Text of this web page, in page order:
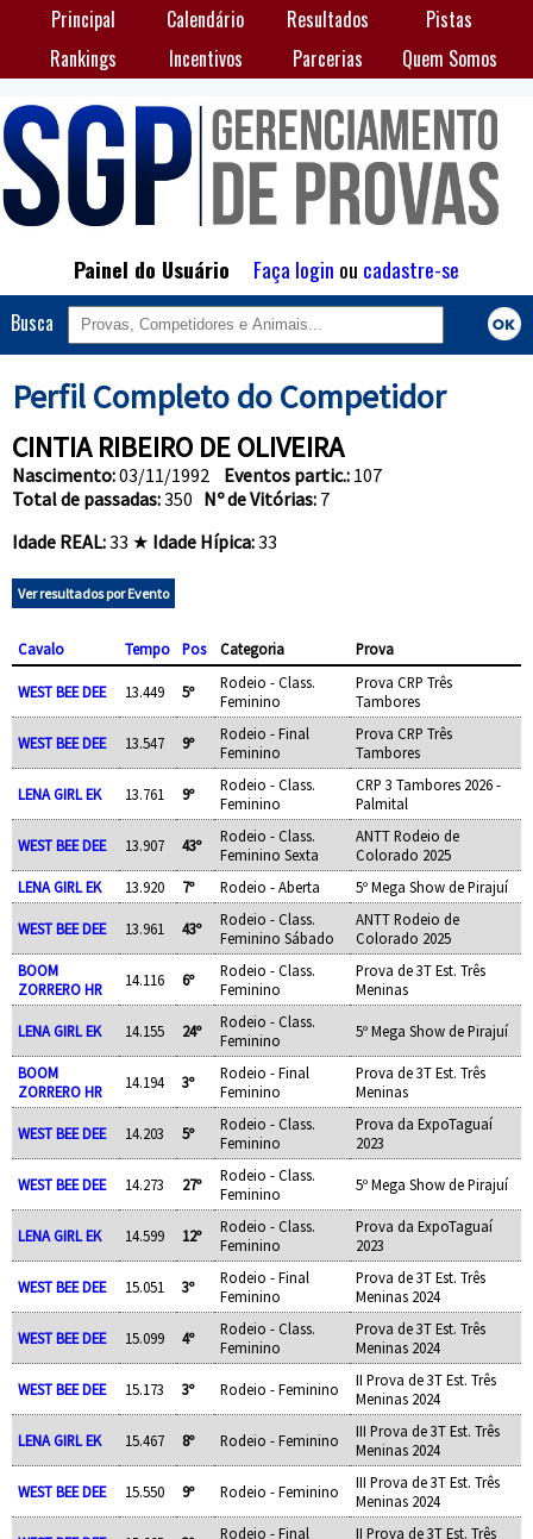
Principal Calendário Resultados
Pistas
Rankings
Incentivos Parcerias Quem Somos
Painel do Usuário Faça login ou cadastre-se
Busca
Perfil Completo do Competidor
CINTIA RIBEIRO DE OLIVEIRA
Nascimento:03/11/1992 Eventos partic.: 107
Total de passadas:350 Nº de Vitórias: 7
Idade REAL:33 ★ Idade Hípica:33
Ver resultados por Evento
Cavalo Tempo Pos Categoria Prova
WEST BEE DEE 13.449 5º
Rodeio - Class.
Feminino
Prova CRP Três
Tambores
WEST BEE DEE 13.547 9º
Rodeio - Final
Feminino
Prova CRP Três
Tambores
LENA GIRL EK 13.761 9º
Rodeio - Class.
Feminino
CRP 3 Tambores 2026 -
Palmital
WEST BEE DEE 13.907 43º
Rodeio - Class.
Feminino Sexta
ANTT Rodeio de
Colorado 2025
LENA GIRL EK
13.920 7º Rodeio - Aberta 5º Mega Show de Pirajuí
WEST BEE DEE 13.961 43º
Rodeio - Class.
Feminino Sábado
ANTT Rodeio de
Colorado 2025
BOOM
ZORRERO HR
14.116 6º
Rodeio - Class.
Feminino
Prova de 3T Est. Três
Meninas
LENA GIRL EK 14.155 24º
Rodeio - Class.
Feminino
5º Mega Show de Pirajuí
BOOM
ZORRERO HR
14.194 3º
Rodeio - Final
Feminino
Prova de 3T Est. Três
Meninas
WEST BEE DEE 14.203 5º
Rodeio - Class.
Feminino
Prova da ExpoTaguaí
2023
WEST BEE DEE 14.273 27º
Rodeio - Class.
Feminino
5º Mega Show de Pirajuí
LENA GIRL EK 14.599 12º
Rodeio - Class.
Feminino
Prova da ExpoTaguaí
2023
WEST BEE DEE 15.051 3º
Rodeio - Final
Feminino
Prova de 3T Est. Três
Meninas 2024
WEST BEE DEE 15.099 4º
Rodeio - Class.
Feminino
Prova de 3T Est. Três
Meninas 2024
WEST BEE DEE 15.173 3º Rodeio - Feminino
II Prova de 3T Est. Três
Meninas 2024
LENA GIRL EK 15.467 8º Rodeio - Feminino
III Prova de 3T Est. Três
Meninas 2024
WEST BEE DEE 15.550 9º Rodeio - Feminino
III Prova de 3T Est. Três
Meninas 2024
Rodeio - Final
II Prova de 3T Est. Três